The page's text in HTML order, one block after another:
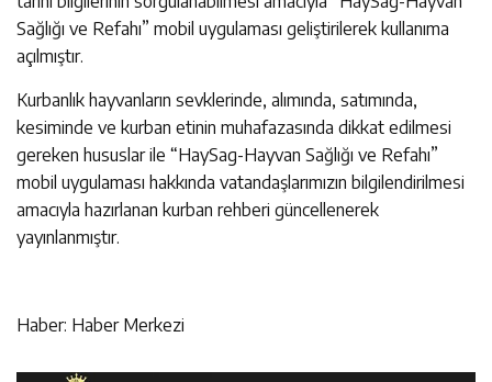
Sağlığı ve Refahı” mobil uygulaması geliştirilerek kullanıma
açılmıştır.
Kurbanlık hayvanların sevklerinde, alımında, satımında,
kesiminde ve kurban etinin muhafazasında dikkat edilmesi
gereken hususlar ile “HaySag-Hayvan Sağlığı ve Refahı”
mobil uygulaması hakkında vatandaşlarımızın bilgilendirilmesi
amacıyla hazırlanan kurban rehberi güncellenerek
yayınlanmıştır.
Haber: Haber Merkezi